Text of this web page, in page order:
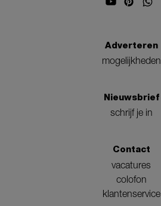
Adverteren
mogelijkheden
Nieuwsbrief
schrijf je in
Contact
vacatures
colofon
klantenservice